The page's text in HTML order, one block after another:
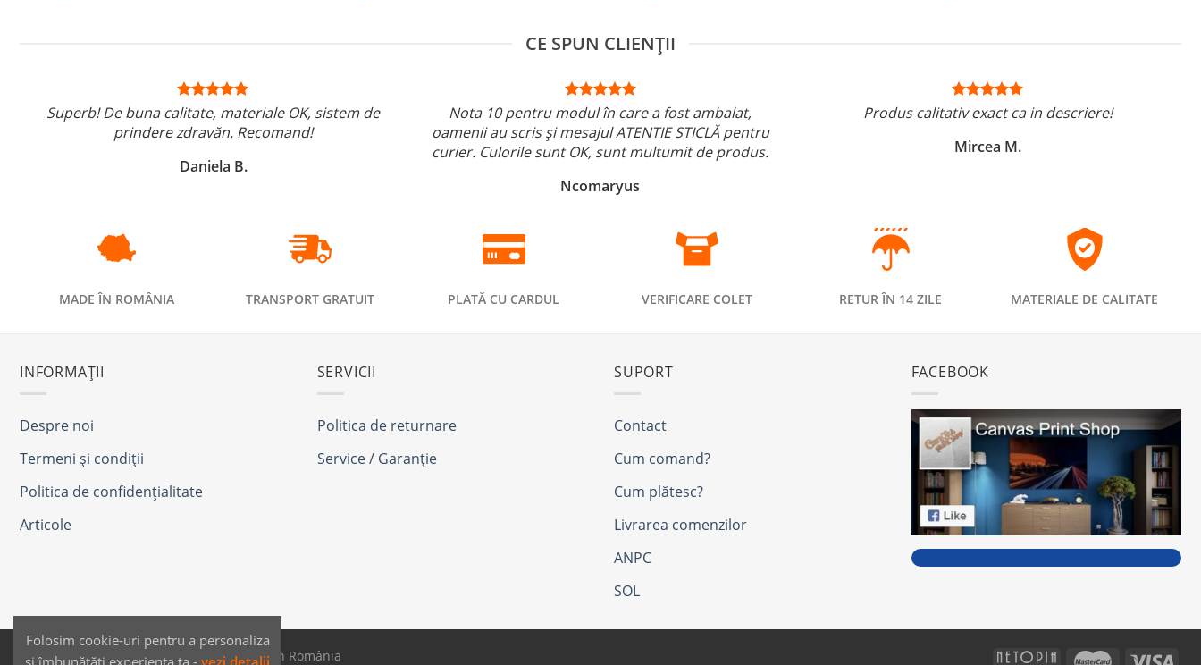
CE SPUN CLIENȚII
Superb! De buna calitate, materiale OK, sistem de
prindere zdravăn. Recomand!
Daniela B.
Nota 10 pentru modul în care a fost ambalat,
oamenii au scris și mesajul ATENTIE STICLĂ pentru
curier. Culorile sunt OK, sunt multumit de produs.
Ncomaryus
Produs calitativ exact ca in descriere!
Mircea M.
MADE ÎN ROMÂNIA TRANSPORT GRATUIT PLATĂ CU CARDUL VERIFICARE COLET RETUR ÎN 14 ZILE MATERIALE DE CALITATE
INFORMAȚII
Despre noi
Termeni și condiții
Politica de confidențialitate
Articole
SERVICII
Politica de returnare
Service / Garanție
SUPORT
Contact
Cum comand?
Cum plătesc?
Livrarea comenzilor
ANPC
SOL
FACEBOOK
SAIKO MEDIA & SIGNS - Produse fabricate în România
Folosim cookie-uri pentru a personaliza
și îmbunătăți experiența ta - vezi detalii